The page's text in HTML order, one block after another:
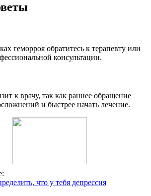
геморроя обратитесь к терапевту или
консультации.
к врачу, так как раннее обращение
и быстрее начать лечение.
что у тебя депрессия